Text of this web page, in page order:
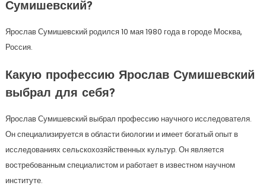
Сумишевский?
Ярослав Сумишевский родился 10 мая 1980 года в городе Москва,
Россия.
Какую профессию Ярослав Сумишевский
выбрал для себя?
Ярослав Сумишевский выбрал профессию научного исследователя.
Он специализируется в области биологии и имеет богатый опыт в
исследованиях сельскохозяйственных культур. Он является
востребованным специалистом и работает в известном научном
институте.